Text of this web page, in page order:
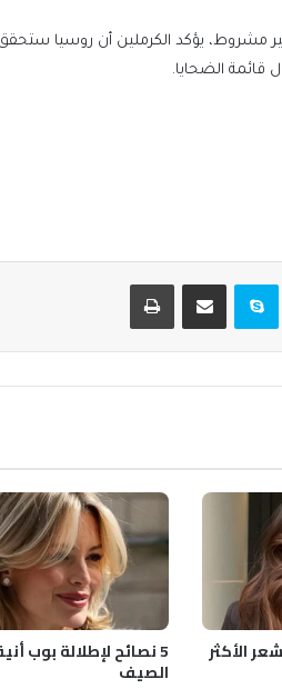
مشروط، يؤكد الكرملين أن روسيا
قائمة الضحايا.
سكايب مشاركة عبر البريد طباعة
الأكثر 5 نصائح لإطلالة بوب
الصيف